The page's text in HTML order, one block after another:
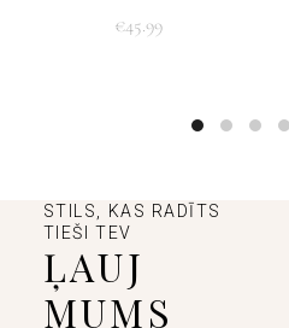
€45.99
STILS, KAS RADĪTS
TIEŠI TEV
ĻAUJ
MUMS